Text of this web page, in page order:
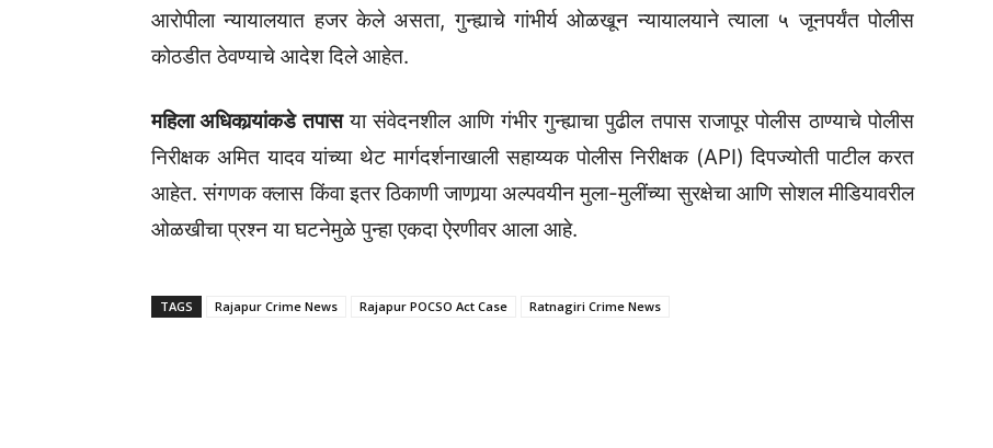
आरोपीला न्यायालयात हजर केले असता, गुन्ह्याचे गांभीर्य ओळखून न्यायालयाने त्याला ५ जूनपर्यंत पोलीस
कोठडीत ठेवण्याचे आदेश दिले आहेत.
महिला अधिकार्‍यांकडे तपासया संवेदनशील आणि गंभीर गुन्ह्याचा पुढील तपास राजापूर पोलीस ठाण्याचे पोलीस
निरीक्षक अमित यादव यांच्या थेट मार्गदर्शनाखाली सहाय्यक पोलीस निरीक्षक (API) दिपज्योती पाटील करत
आहेत. संगणक क्लास किंवा इतर ठिकाणी जाणार्‍या अल्पवयीन मुला-मुलींच्या सुरक्षेचा आणि सोशल मीडियावरील
ओळखीचा प्रश्न या घटनेमुळे पुन्हा एकदा ऐरणीवर आला आहे.
TAGS Rajapur Crime News Rajapur POCSO Act Case Ratnagiri Crime News